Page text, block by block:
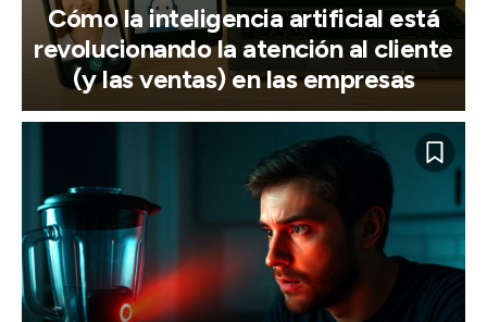
Cómo la inteligencia artificial está
revolucionando la atención al cliente
(y las ventas) en las empresas